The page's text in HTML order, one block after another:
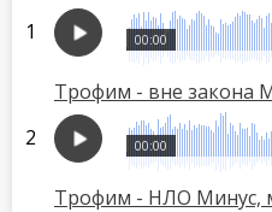
00:00
Трофим - вне закона
00:00
Трофим - НЛО Минус,